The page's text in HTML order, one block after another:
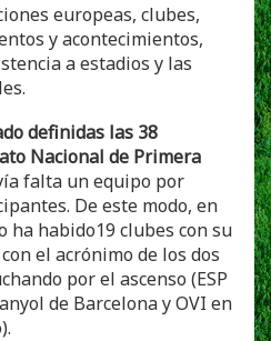
europeas, clubes,
y acontecimientos,
a estadios y las
definidas las 38
Nacional de Primera
falta un equipo por
De este modo, en
ha habido19 clubes con su
el acrónimo de los dos
por el ascenso (ESP
de Barcelona y OVI en